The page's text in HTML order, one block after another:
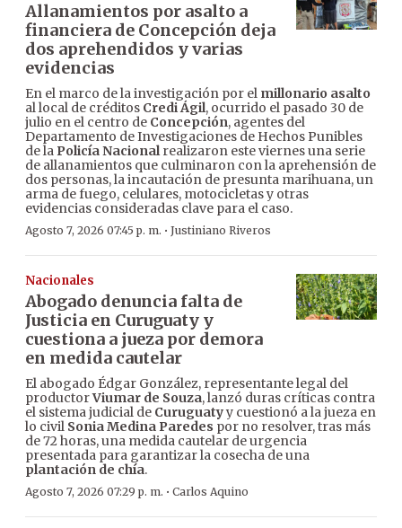
Allanamientos por asalto a
financiera de Concepción deja
dos aprehendidos y varias
evidencias
En el marco de la investigación por el millonario asalto
al local de créditos Credi Ágil, ocurrido el pasado 30 de
julio en el centro de Concepción, agentes del
Departamento de Investigaciones de Hechos Punibles
de la Policía Nacionalrealizaron este viernes una serie
de allanamientos que culminaron con la aprehensión de
dos personas, la incautación de presunta marihuana, un
arma de fuego, celulares, motocicletas y otras
evidencias consideradas clave para el caso.
Agosto 7, 2026 07:45 p. m. · Justiniano Riveros
Nacionales
Abogado denuncia falta de
Justicia en Curuguaty y
cuestiona a jueza por demora
en medida cautelar
El abogado Édgar González, representante legal del
productorViumar de Souza, lanzó duras críticas contra
el sistema judicial de Curuguatyy cuestionó a la jueza en
lo civil Sonia Medina Paredes por no resolver, tras más
de 72 horas, una medida cautelar de urgencia
presentada para garantizar la cosecha de una
plantación de chía.
Agosto 7, 2026 07:29 p. m. · Carlos Aquino